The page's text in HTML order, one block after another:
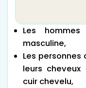
Les
masculine,
Les
leurs
cuir chevelu,